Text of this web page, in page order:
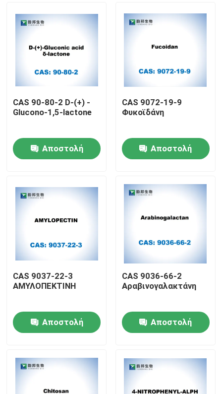
Σπίτι
Προϊόντα
Περίπου εμείς
Ποιοτικός έλεγχος
Μας ελάτε σε επαφή με
CAS 90-80-2 D-(+) -
Glucono-1,5-lactone
Αποστολή
CAS 9072-19-9
Φυκοϊδάνη
Αποστολή
CAS 9037-22-3
ΑΜΥΛΟΠΕΚΤΙΝΗ
Αποστολή
CAS 9036-66-2
Αραβινογαλακτάνη
Αποστολή